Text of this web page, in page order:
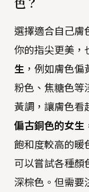
選擇適合自己膚
你的指尖更美，
生 ，例如膚色
粉色、焦糖色等
黃調，讓膚色看
偏古銅色的女生
飽和度較高的暖
可以嘗試各種顏
深棕色。但需要